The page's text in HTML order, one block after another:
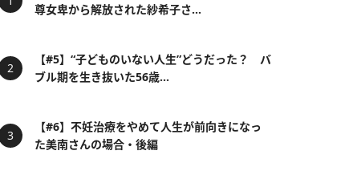
尊女卑から解放された紗希子さ...
【#5】“子どものいない人生”どうだった？ バ
ブル期を生き抜いた56歳...
【#6】不妊治療をやめて人生が前向きになっ
た美南さんの場合・後編